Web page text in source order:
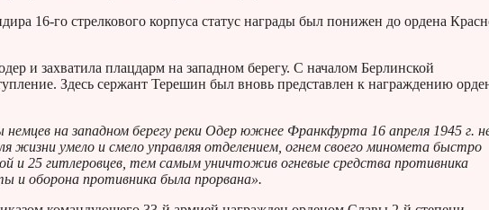
16-го стрелкового корпуса статус награды был понижен до ордена
и захватила плацдарм на западном берегу. С началом Берлинской
Здесь сержант Терешин был вновь представлен к награждению
на западном берегу реки Одер южнее Франкфурта 16 апреля 1945 г.
жизни умело и смело управляя отделением, огнем своего миномета быстро
и 25 гитлеровцев, тем самым уничтожив огневые средства противника
и оборона противника была прорвана».